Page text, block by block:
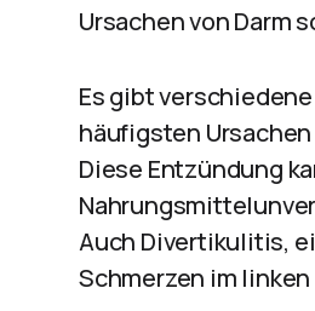
Ursachen von Darm
Es gibt
häufigsten
Diese Entzündung
Auch Divertikulitis,
Schmerzen im